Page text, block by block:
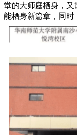
堂的大师庭栖身，又
能栖身新篇章，同时